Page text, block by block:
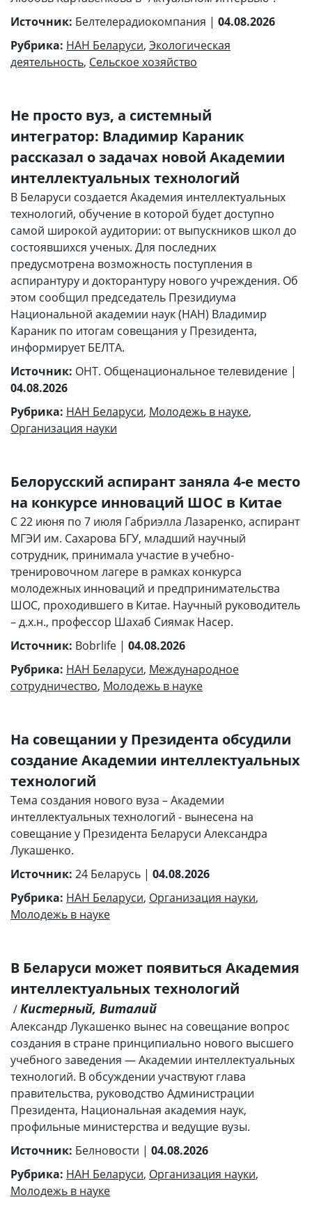
Источник: Белтелерадиокомпания | 04.08.2026
Рубрика: НАН Беларуси, Экологическая
деятельность, Сельское хозяйство
Не просто вуз, а системный
интегратор: Владимир Караник
рассказал о задачах новой Академии
интеллектуальных технологий
В Беларуси создается Академия интеллектуальных
технологий, обучение в которой будет доступно
самой широкой аудитории: от выпускников школ до
состоявшихся ученых. Для последних
предусмотрена возможность поступления в
аспирантуру и докторантуру нового учреждения. Об
этом сообщил председатель Президиума
Национальной академии наук (НАН) Владимир
Караник по итогам совещания у Президента,
информирует БЕЛТА.
Источник: ОНТ. Общенациональное телевидение |
04.08.2026
Рубрика: НАН Беларуси, Молодежь в науке,
Организация науки
Белорусский аспирант заняла 4-е место
на конкурсе инноваций ШОС в Китае
С 22 июня по 7 июля Габриэлла Лазаренко, аспирант
МГЭИ им. Сахарова БГУ, младший научный
сотрудник, принимала участие в учебно-
тренировочном лагере в рамках конкурса
молодежных инноваций и предпринимательства
ШОС, проходившего в Китае. Научный руководитель
– д.х.н., профессор Шахаб Сиямак Насер.
Источник: Bobrlife | 04.08.2026
Рубрика: НАН Беларуси, Международное
сотрудничество, Молодежь в науке
На совещании у Президента обсудили
создание Академии интеллектуальных
технологий
Тема создания нового вуза – Академии
интеллектуальных технологий - вынесена на
совещание у Президента Беларуси Александра
Лукашенко.
Источник: 24 Беларусь | 04.08.2026
Рубрика: НАН Беларуси, Организация науки,
Молодежь в науке
В Беларуси может появиться Академия
интеллектуальных технологий
/Кистерный, Виталий
Александр Лукашенко вынес на совещание вопрос
создания в стране принципиально нового высшего
учебного заведения — Академии интеллектуальных
технологий. В обсуждении участвуют глава
правительства, руководство Администрации
Президента, Национальная академия наук,
профильные министерства и ведущие вузы.
Источник: Белновости | 04.08.2026
Рубрика: НАН Беларуси, Организация науки,
Молодежь в науке